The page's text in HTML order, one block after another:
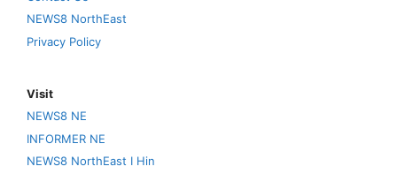
NEWS8 NorthEast
Privacy Policy
Visit
NEWS8 NE
INFORMER NE
NEWS8 NorthEast I Hin